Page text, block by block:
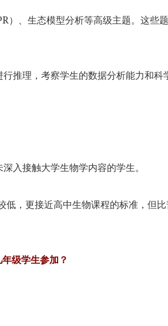
）、生态模型分析等高级主题。这些
行推理，考察学生的数据分析能力和科
入接触大学生物学内容的学生。
低，更接近高中生物课程的标准，但比
级学生参加？